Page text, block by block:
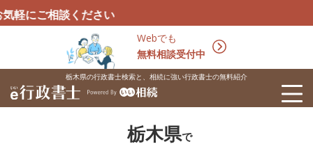
Webでも
無料相談受付中
ださい
栃木県の行政書士検索と、相続に強い行政書士の無料紹介
栃木県で